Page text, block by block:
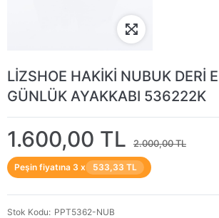
LİZSHOE HAKİKİ NUBUK DERİ
GÜNLÜK AYAKKABI 536222K
1.600,00 TL 2.000,00 TL
Peşin fiyatına 3 x 533,33 TL
Stok Kodu
PPT5362-NUB